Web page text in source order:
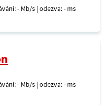
- Mb/s | odezva: - ms
- Mb/s | odezva: - ms